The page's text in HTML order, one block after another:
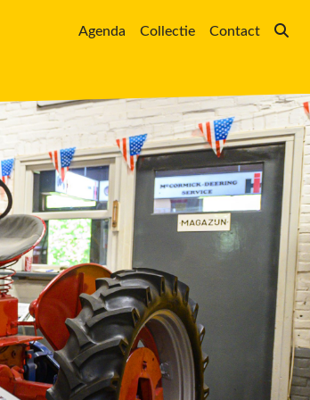
Agenda Collectie Contact